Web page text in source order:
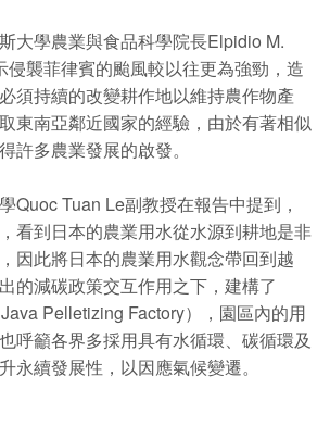
大學農業與食品科學院長Elpidio M.
侵襲菲律賓的颱風較以往更為強勁，造
須持續的改變耕作地以維持農作物產
東南亞鄰近國家的經驗，由於有著相似
許多農業發展的啟發。
Quoc Tuan Le副教授在報告中提到，
看到日本的農業用水從水源到耕地是非
因此將日本的農業用水觀念帶回到越
的減碳政策交互作用之下，建構了
Pelletizing Factory），園區內的用
呼籲各界多採用具有水循環、碳循環及
永續發展性，以因應氣候變遷。